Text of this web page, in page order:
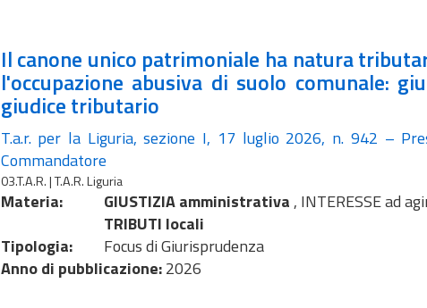
Il canone unico patrimoniale ha natura
l'occupazione abusiva di suolo comunale:
giudice tributario
T.a.r. per la Liguria, sezione I, 17 luglio 2026, n. 942 –
Commandatore
03.T.A.R. | T.A.R. Liguria
Materia: GIUSTIZIA amministrativa , INTERESSE ad
TRIBUTI locali
Tipologia:
Focus di Giurisprudenza
Anno di pubblicazione:2026